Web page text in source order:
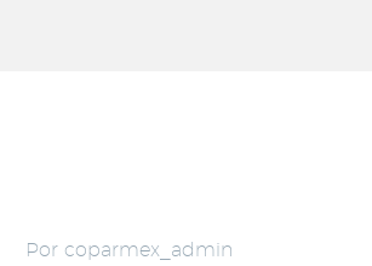
Por coparmex_admin